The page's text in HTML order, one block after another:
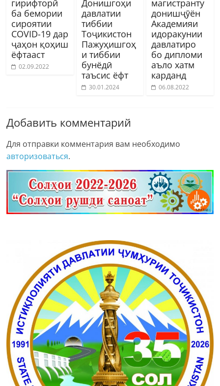
гирифторӣ
ба бемории
сироятии
COVID-19 дар
ҷаҳон қоҳиш
ёфтааст
02.09.2022
Донишгоҳи
давлатии
тиббии
Тоҷикистон
Пажуҳишгоҳ
и тиббии
бунёдӣ
таъсис ёфт
30.01.2024
магистранту
донишҷӯён
Академияи
идоракунии
давлатиро
бо дипломи
аъло хатм
карданд
06.08.2022
Добавить комментарий
Для отправки комментария вам необходимо
авторизоваться.